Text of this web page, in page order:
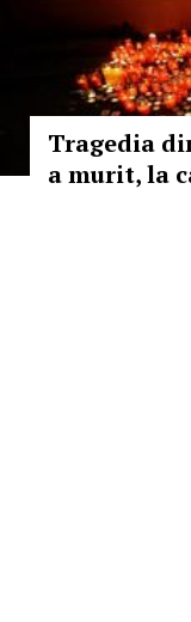
Tragedia
a murit, la